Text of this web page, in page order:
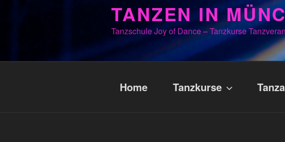
TANZEN IN
Tanzschule Joy of Dance – Tanzkurse
Home Tanzkurse